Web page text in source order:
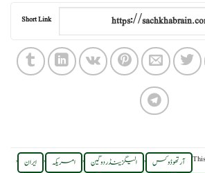
Short Link
آرتھوڈوکس , الیگزینڈر دوگین , امریکہ , ایران ,